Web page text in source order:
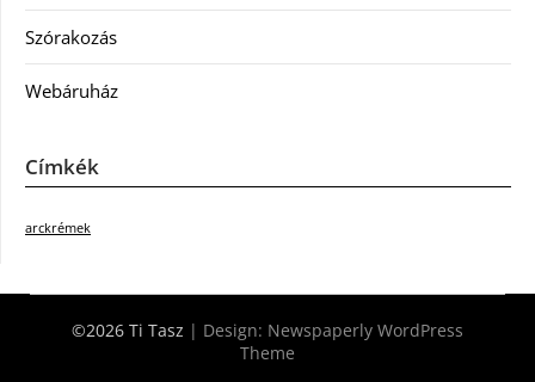
Szórakozás
Webáruház
Címkék
arckrémek
©2026 Ti Tasz | Design: Newspaperly WordPress
Theme